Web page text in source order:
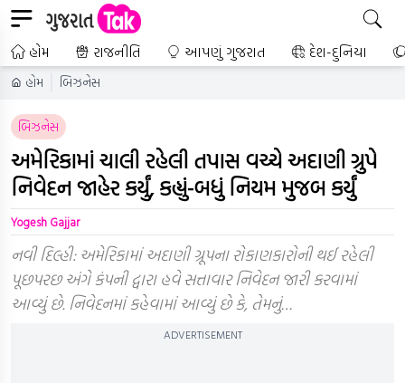
હોમ રાજનીતિ આપણું ગુજરાત દેશ-દુનિયા
હોમ બિઝનેસ
બિઝનેસ
અમેરિકામાં ચાલી રહેલી તપાસ વચ્ચે અદાણી ગ્રુપે
નિવેદન જાહેર કર્યું, કહ્યું-બધું નિયમ મુજબ કર્યું
Yogesh Gajjar
નવી દિલ્હી: અમેરિકામાં અદાણી ગ્રૂપના રોકાણકારોની થઈ રહેલી
પૂછપરછ અંગે કંપની દ્વારા હવે સત્તાવાર નિવેદન જારી કરવામાં
આવ્યું છે. નિવેદનમાં કહેવામાં આવ્યું છે કે, તેમનું…
ADVERTISEMENT